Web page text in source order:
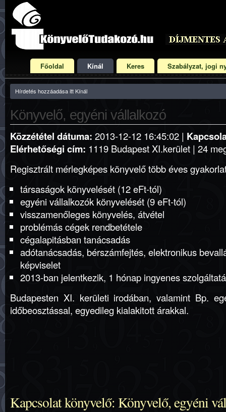
Főoldal Kínál Keres Szabályzat, jogi
Hírdetés hozzáadása itt Kínál
Könyvelő, egyéni vállalkozó
Közzététel dátuma: 2013-12-12 16:45:02 |
Elérhetőségi cím: 1119 Budapest XI.kerület | 24
Regisztrált mérlegképes könyvelő több éves
társaságok könyvelését (12 eFt-tól)
egyéni vállalkozók könyvelését (9 eFt-tól)
visszamenőleges könyvelés, átvétel
problémás cégek rendbetétele
cégalapitásban tanácsadás
adótanácsadás, bérszámfejtés, elektronikus
képviselet
2013-ban jelentkezik, 1 hónap ingyenes
Budapesten XI. kerületi irodában, valamint Bp.
időbeosztással, egyedileg kialakitott árakkal.
Kapcsolat könyvelő: Könyvelő, egyéni